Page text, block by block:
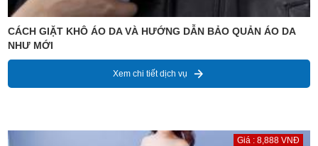
CÁCH GIẶT KHÔ ÁO DA VÀ HƯỚNG DẪN BẢO QUẢN ÁO DA
NHƯ MỚI
Xem chi tiết dịch vụ
Giá : 8,888 VNĐ